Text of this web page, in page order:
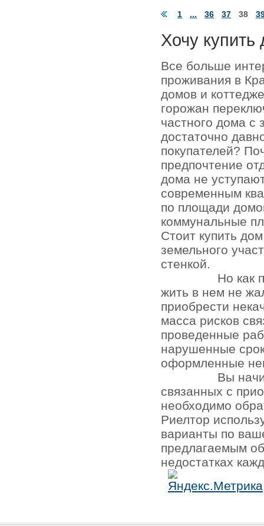
1 ... 36 37 38
Хочу купить
Все больше
проживания в
домов и
горожан
частного дома с
достаточно
покупателей?
предпочтение
дома не
современным
по площади
коммунальные
Стоит купить
земельного
стенкой.
Но как
жить в нем не
приобрести
масса рисков
проведенные
нарушенные
оформленные
Вы
связанных с
необходимо
Риелтор
варианты по
предлагаемым
недостатках